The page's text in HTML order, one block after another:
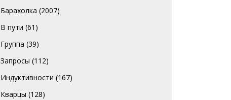
Барахолка (2007)
В пути (61)
Группа (39)
Запросы (112)
Индуктивности (167)
Кварцы (128)